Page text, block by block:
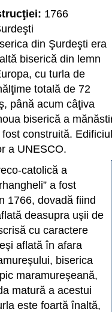
1766
din Şurdeşti era
biserică din lemn
cu turla de
totală de 72
până acum câţiva
biserică a
construită.
a UNESCO.
catolică a
a fost
1766, dovadă fiind
deasupra uşii de
cu caractere
aflată în afara
biserica
maramureşeană,
matură a acestui
este foartă înaltă,